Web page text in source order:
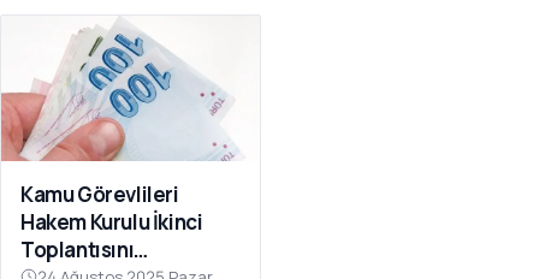
Kamu Görevlileri
Hakem Kurulu İkinci
Toplantısını